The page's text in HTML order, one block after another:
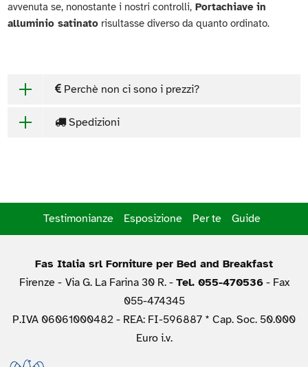
avvenuta se, nonostante i nostri controlli, Portachiave in
alluminio satinato risultasse diverso da quanto ordinato.
Perchè non ci sono i prezzi?
Spedizioni
Testimonianze Esposizione Per te Guide
Fas Italia srl Forniture per Bed and Breakfast
Firenze - Via G. La Farina 30 R. - Tel. 055-470536- Fax
055-474345
P.IVA 06061000482 - REA: FI-596887 * Cap. Soc. 50.000
Euro i.v.